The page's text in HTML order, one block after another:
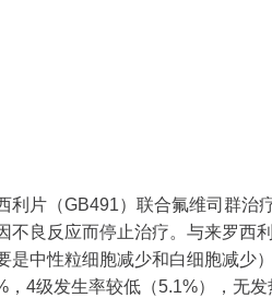
利片（GB491）联合氟维司群治
不良反应而停止治疗。与来罗西
是中性粒细胞减少和白细胞减
，4级发生率较低（5.1%），无